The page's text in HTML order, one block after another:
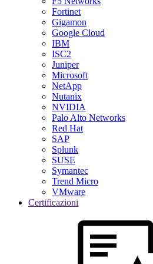
Fortinet
Gigamon
Google Cloud
IBM
ISC2
Juniper
Microsoft
NetApp
Nutanix
NVIDIA
Palo Alto Networks
Red Hat
SAP
Splunk
SUSE
Symantec
Trend Micro
VMware
Certificazioni